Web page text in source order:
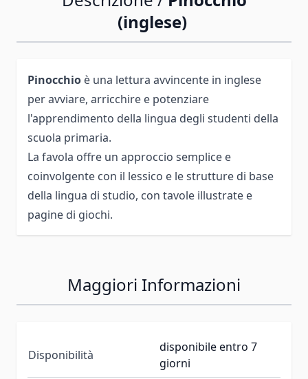
(inglese)
Pinocchio è una lettura avvincente in inglese
per avviare, arricchire e potenziare
l'apprendimento della lingua degli studenti della
scuola primaria.
La favola offre un approccio semplice e
coinvolgente con il lessico e le strutture di base
della lingua di studio, con tavole illustrate e
pagine di giochi.
Maggiori Informazioni
Disponibilità
disponibile entro 7
giorni